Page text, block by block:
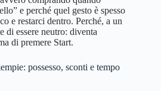
e perché quel gesto è spesso
e restarci dentro. Perché, a un
di essere neutro: diventa
di premere Start.
possesso, sconti e tempo